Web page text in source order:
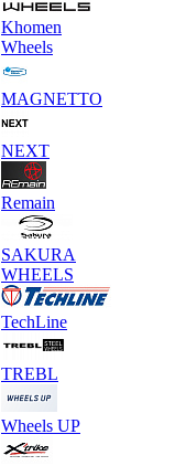
Khomen
Wheels
MAGNETTO
NEXT
Remain
SAKURA
WHEELS
TechLine
TREBL
Wheels UP